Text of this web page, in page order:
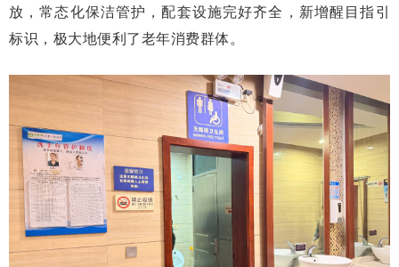
放，常态化保洁管护，配套设施完好齐全，新增醒目指引
标识，极大地便利了老年消费群体。